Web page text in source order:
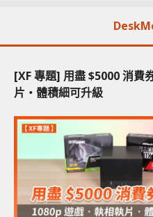
[XF 專題] 用盡 $5000 消
片‧體積細可升級